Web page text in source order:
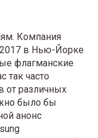
Компания
2017 в Нью-Йорке
флагманские
так часто
от различных
было бы
анонс